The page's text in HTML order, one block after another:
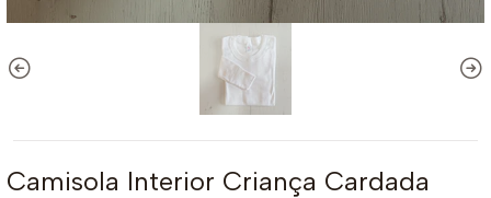
Camisola Interior Criança Cardada